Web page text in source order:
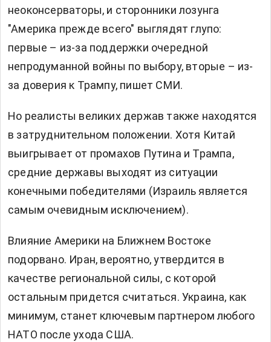
неоконсерваторы, и сторонники лозунга
"Америка прежде всего" выглядят глупо:
первые – из-за поддержки очередной
непродуманной войны по выбору, вторые – из-
за доверия к Трампу, пишет СМИ.
Но реалисты великих держав также находятся
в затруднительном положении. Хотя Китай
выигрывает от промахов Путина и Трампа,
средние державы выходят из ситуации
конечными победителями (Израиль является
самым очевидным исключением).
Влияние Америки на Ближнем Востоке
подорвано. Иран, вероятно, утвердится в
качестве региональной силы, с которой
остальным придется считаться. Украина, как
минимум, станет ключевым партнером любого
НАТО после ухода США.